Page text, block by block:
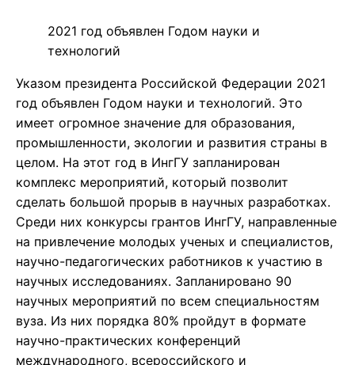
2021 год объявлен Годом науки и
технологий
Указом президента Российской Федерации 2021
год объявлен Годом науки и технологий. Это
имеет огромное значение для образования,
промышленности, экологии и развития страны в
целом. На этот год в ИнгГУ запланирован
комплекс мероприятий, который позволит
сделать большой прорыв в научных разработках.
Среди них конкурсы грантов ИнгГУ, направленные
на привлечение молодых ученых и специалистов,
научно-педагогических работников к участию в
научных исследованиях. Запланировано 90
научных мероприятий по всем специальностям
вуза. Из них порядка 80% пройдут в формате
научно-практических конференций
международного, всероссийского и